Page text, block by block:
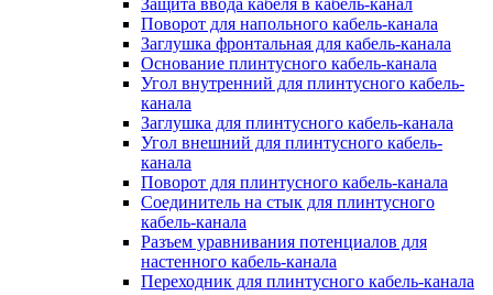
Защита ввода кабеля в кабель-канал
Поворот для напольного кабель-канала
Заглушка фронтальная для кабель-канала
Основание плинтусного кабель-канала
Угол внутренний для плинтусного кабель-
канала
Заглушка для плинтусного кабель-канала
Угол внешний для плинтусного кабель-
канала
Поворот для плинтусного кабель-канала
Соединитель на стык для плинтусного
кабель-канала
Разъем уравнивания потенциалов для
настенного кабель-канала
Переходник для плинтусного кабель-канала